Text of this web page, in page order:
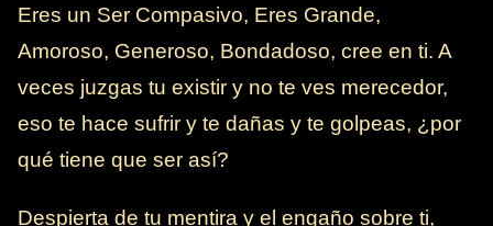
Eres un Ser Compasivo, Eres Grande,
Amoroso, Generoso, Bondadoso, cree en ti. A
veces juzgas tu existir y no te ves merecedor,
eso te hace sufrir y te dañas y te golpeas, ¿por
qué tiene que ser así?
Despierta de tu mentira y el engaño sobre ti,